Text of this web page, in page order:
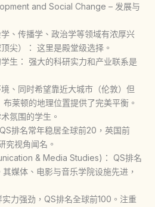
and Social Change – 发展与
、传播学、政治学等领域有浓厚兴
尖）： 这里是殿堂级选择。
生： 强大的科研实力和产业联系是
、同时希望靠近大城市（伦敦）但
莱顿的地理位置提供了完美平衡。
氛围的学生。
排名常年稳居全球前20，英国前
究视角闻名。
& Media Studies)： QS排名
媒体、电影与音乐学院设施先进，
力强劲，QS排名全球前100。注重